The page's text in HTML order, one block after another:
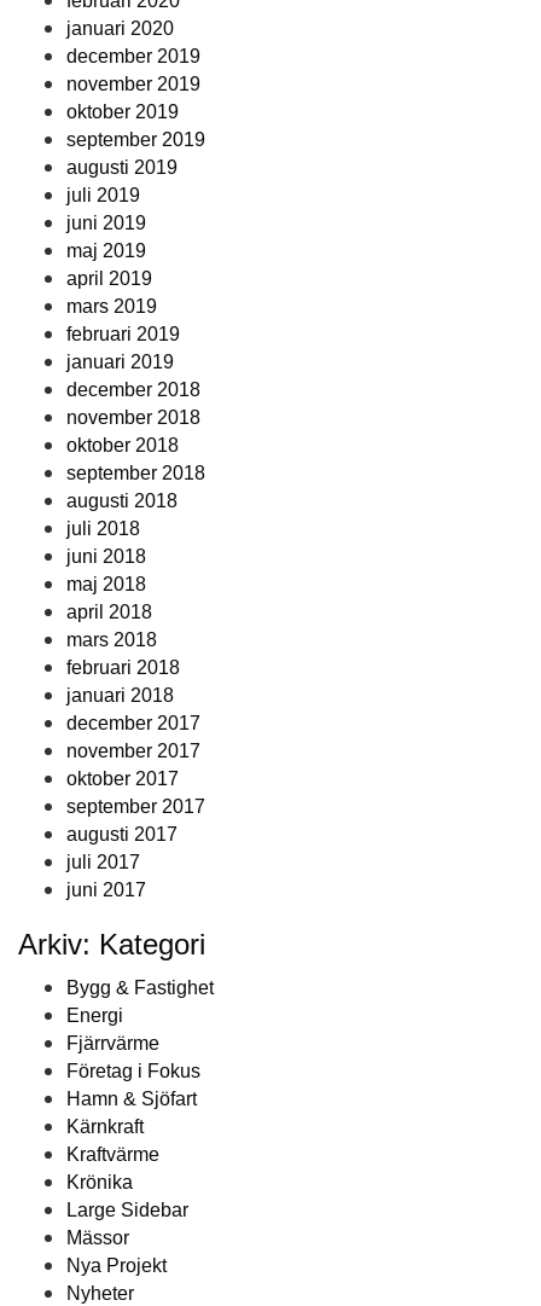
januari 2020
december 2019
november 2019
oktober 2019
september 2019
augusti 2019
juli 2019
juni 2019
maj 2019
april 2019
mars 2019
februari 2019
januari 2019
december 2018
november 2018
oktober 2018
september 2018
augusti 2018
juli 2018
juni 2018
maj 2018
april 2018
mars 2018
februari 2018
januari 2018
december 2017
november 2017
oktober 2017
september 2017
augusti 2017
juli 2017
juni 2017
Arkiv: Kategori
Bygg & Fastighet
Energi
Fjärrvärme
Företag i Fokus
Hamn & Sjöfart
Kärnkraft
Kraftvärme
Krönika
Large Sidebar
Mässor
Nya Projekt
Nyheter